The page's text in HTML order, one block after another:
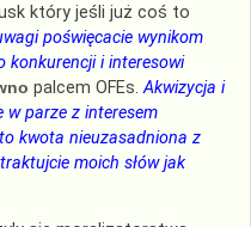
który jeśli już coś to
poświęcacie wynikom
konkurencji i interesowi
palcem OFEs. Akwizycja i
w parze z interesem
kwota nieuzasadniona z
moich słów jak